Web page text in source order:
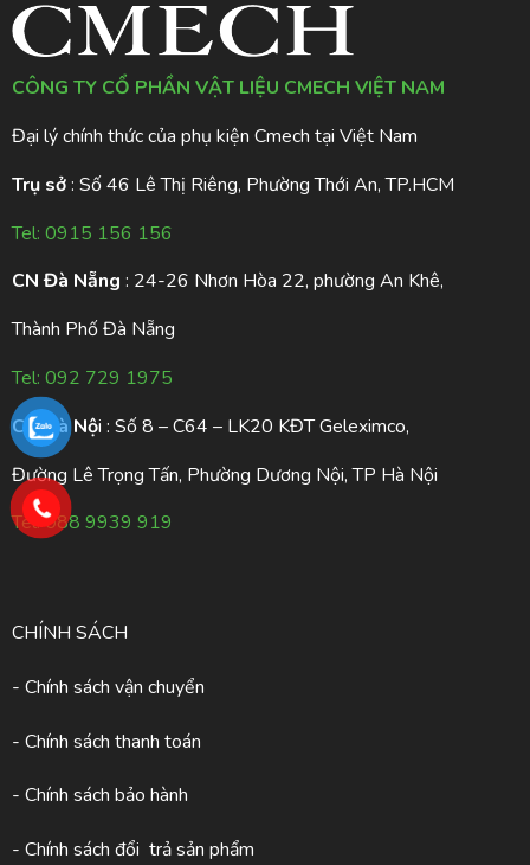
CÔNG TY CỔ PHẦN VẬT LIỆU CMECH VIỆT NAM
Đại lý chính thức của phụ kiện Cmech tại Việt Nam
Trụ sở: Số 46 Lê Thị Riêng, Phường Thới An, TP.HCM
Tel: 0915 156 156
CN Đà Nẵng : 24-26 Nhơn Hòa 22, phường An Khê,
Thành Phố Đà Nẵng
Tel: 092 729 1975
CN Hà Nội : Số 8 – C64 – LK20 KĐT Geleximco,
Đường Lê Trọng Tấn, Phường Dương Nội, TP Hà Nội
Tel:088 9939 919
CHÍNH SÁCH
- Chính sách vận chuyển
- Chính sách thanh toán
- Chính sách bảo hành
- Chính sách đổi trả sản phẩm